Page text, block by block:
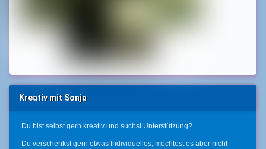
Kreativ mit Sonja
Du bist selbst gern kreativ und suchst Unterstützung?
Du verschenkst gern etwas Individuelles, möchtest es aber nicht